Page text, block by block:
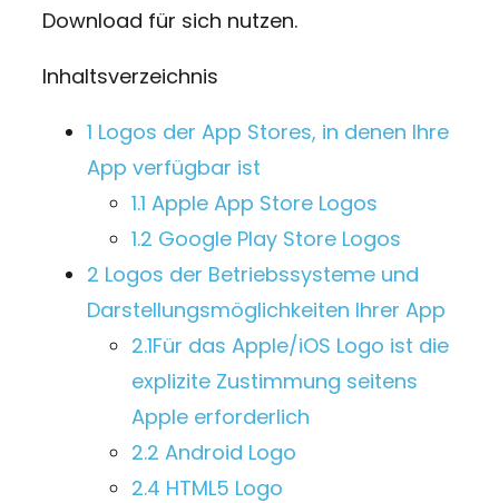
Download für sich nutzen.
Inhaltsverzeichnis
1 Logos der App Stores, in denen Ihre
App verfügbar ist
1.1 Apple App Store Logos
1.2 Google Play Store Logos
2 Logos der Betriebssysteme und
Darstellungsmöglichkeiten Ihrer App
2.1Für das Apple/iOS Logo ist die
explizite Zustimmung seitens
Apple erforderlich
2.2 Android Logo
2.4 HTML5 Logo